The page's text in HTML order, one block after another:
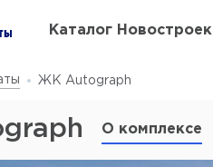
Каталог Новостроек
ЖК Autograph
О комплексе